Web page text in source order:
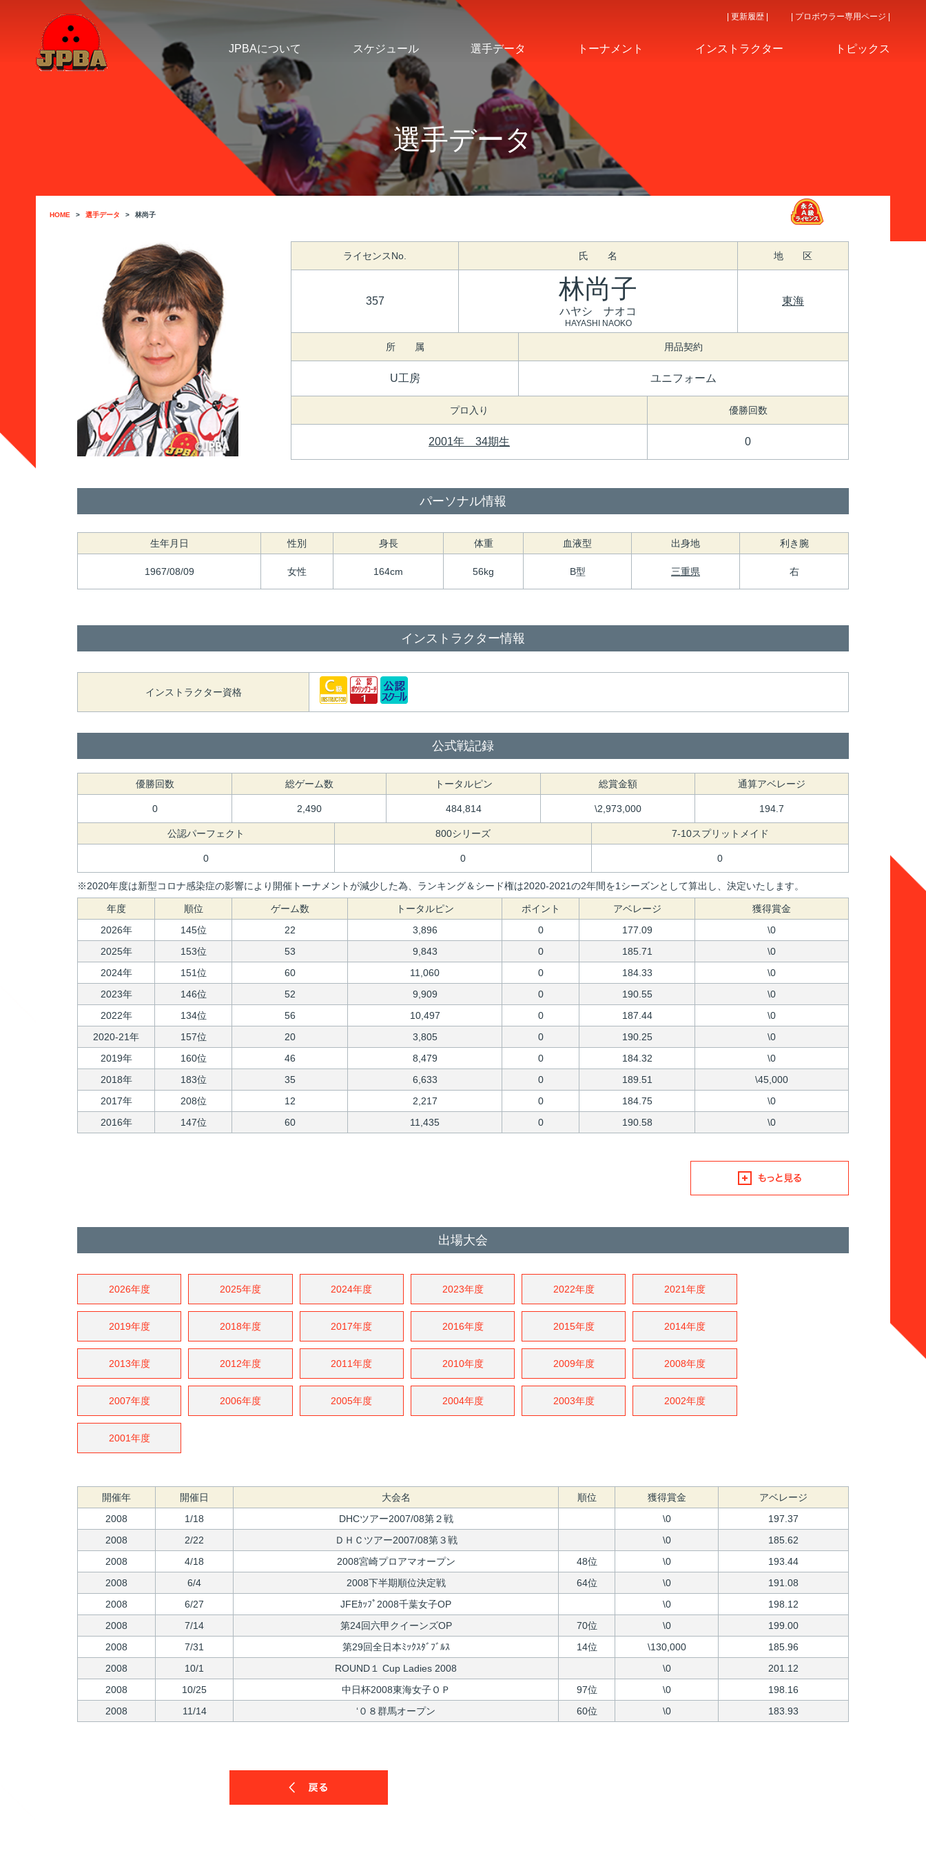
JPBAについて スケジュール 選手データ トーナメント インストラクター トピックス
| 更新履歴 | | プロボウラー専用ページ |
選手データ
HOME 選手データ 林尚子
ライセンスNo. 氏 名 地 区
357 林尚子
ハヤシ ナオコ
HAYASHI NAOKO
東海
所 属 用品契約
U工房 ユニフォーム
プロ入り 優勝回数
2001年 34期生 0
パーソナル情報
生年月日 性別 身長 体重 血液型 出身地 利き腕
1967/08/09 女性 164cm 56kg B型 三重県 右
インストラクター情報
インストラクター資格
公式戦記録
優勝回数 総ゲーム数 トータルピン 総賞金額 通算アベレージ
0 2,490 484,814 \2,973,000 194.7
公認パーフェクト 800シリーズ 7-10スプリットメイド
0 0 0
※2020年度は新型コロナ感染症の影響により開催トーナメントが減少した為、ランキング＆シード権は2020-2021の2年間を1シーズンとして算出し、決定いたします。
年度 順位 ゲーム数 トータルピン ポイント アベレージ
獲得賞金
2026年
145位 22 3,896 0 177.09
\0
2025年
153位 53 9,843 0 185.71
\0
2024年
151位 60 11,060 0 184.33
\0
2023年
146位 52 9,909 0 190.55
\0
2022年
134位 56 10,497 0 187.44
\0
2020-21年
157位 20 3,805 0 190.25
\0
2019年
160位 46 8,479 0 184.32
\0
2018年
183位 35 6,633 0 189.51
\45,000
2017年
208位 12 2,217 0 184.75
\0
2016年
147位 60 11,435 0 190.58 \0
出場大会
2026年度 2025年度 2024年度 2023年度 2022年度 2021年度
2019年度 2018年度 2017年度 2016年度 2015年度 2014年度
2013年度 2012年度 2011年度 2010年度 2009年度 2008年度
2007年度 2006年度 2005年度 2004年度 2003年度 2002年度
2001年度
開催年 開催日 大会名 順位 獲得賞金
アベレージ
2008
1/18 DHCツアー2007/08第２戦 \0
197.37
2008
2/22 ＤＨＣツアー2007/08第３戦 \0
185.62
2008
4/18 2008宮崎プロアマオープン 48位 \0
193.44
2008
6/4 2008下半期順位決定戦 64位 \0
191.08
2008
6/27 JFEｶｯﾌﾟ2008千葉女子OP \0
198.12
2008
7/14 第24回六甲クイーンズOP 70位 \0
199.00
2008
7/31 第29回全日本ﾐｯｸｽﾀﾞﾌﾞﾙｽ 14位 \130,000
185.96
2008
10/1 ROUND１ Cup Ladies 2008 \0
201.12
2008
10/25 中日杯2008東海女子ＯＰ 97位 \0
198.16
2008
11/14 ‘０８群馬オープン 60位 \0 183.93